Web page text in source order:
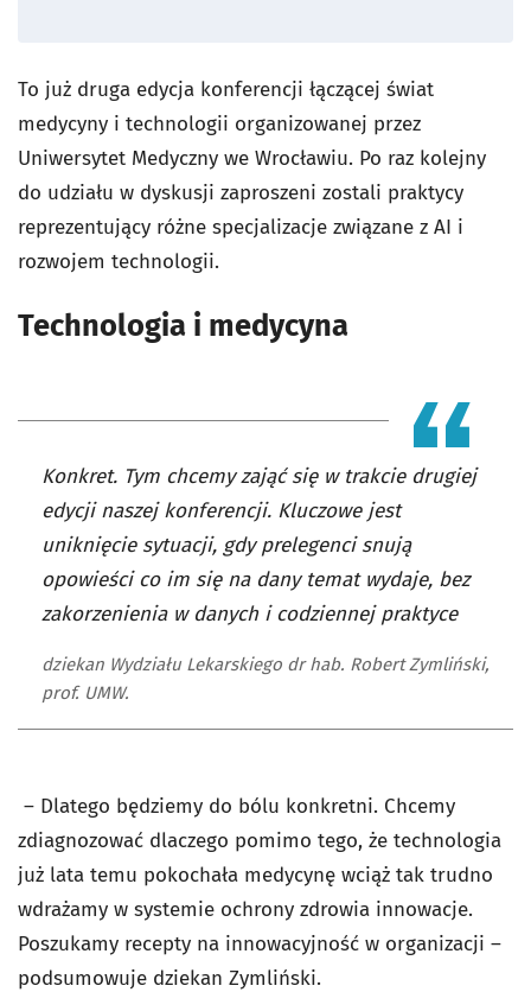
To już druga edycja konferencji łączącej świat
medycyny i technologii organizowanej przez
Uniwersytet Medyczny we Wrocławiu. Po raz kolejny
do udziału w dyskusji zaproszeni zostali praktycy
reprezentujący różne specjalizacje związane z AI i
rozwojem technologii.
Technologia i medycyna
Konkret. Tym chcemy zająć się w trakcie drugiej
edycji naszej konferencji. Kluczowe jest
uniknięcie sytuacji, gdy prelegenci snują
opowieści co im się na dany temat wydaje, bez
zakorzenienia w danych i codziennej praktyce
dziekan Wydziału Lekarskiego dr hab. Robert Zymliński,
prof. UMW.
– Dlatego będziemy do bólu konkretni. Chcemy
zdiagnozować dlaczego pomimo tego, że technologia
już lata temu pokochała medycynę wciąż tak trudno
wdrażamy w systemie ochrony zdrowia innowacje.
Poszukamy recepty na innowacyjność w organizacji –
podsumowuje dziekan Zymliński.